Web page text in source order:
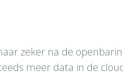
zeker na de
meer data in de